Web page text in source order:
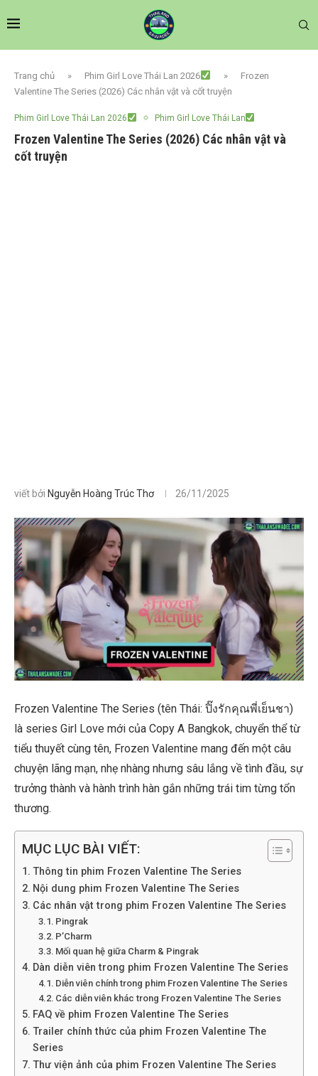
Trang chủ » Phim Girl Love Thái Lan 2026 »
Frozen
Valentine The Series (2026) Các nhân vật và cốt truyện
Phim Girl Love Thái Lan 2026 Phim Girl Love Thái Lan
Frozen Valentine The Series (2026) Các nhân vật và
cốt truyện
viết bởi Nguyễn Hoàng Trúc Thơ 26/11/2025
Frozen Valentine The Series (tên Thái: ปิ๊งรักคุณพี่เย็นชา)
là series Girl Love mới của Copy A Bangkok, chuyển thể từ
tiểu thuyết cùng tên, Frozen Valentine mang đến một câu
chuyện lãng mạn, nhẹ nhàng nhưng sâu lắng về tình đầu, sự
trưởng thành và hành trình hàn gắn những trái tim từng tổn
thương.
MỤC LỤC BÀI VIẾT:
Thông tin phim Frozen Valentine The Series
Nội dung phim Frozen Valentine The Series
Các nhân vật trong phim Frozen Valentine The Series
Pingrak
P’Charm
Mối quan hệ giữa Charm & Pingrak
Dàn diễn viên trong phim Frozen Valentine The Series
Diễn viên chính trong phim Frozen Valentine The Series
Các diễn viên khác trong Frozen Valentine The Series
FAQ về phim Frozen Valentine The Series
Trailer chính thức của phim Frozen Valentine The
Series
Thư viện ảnh của phim Frozen Valentine The Series